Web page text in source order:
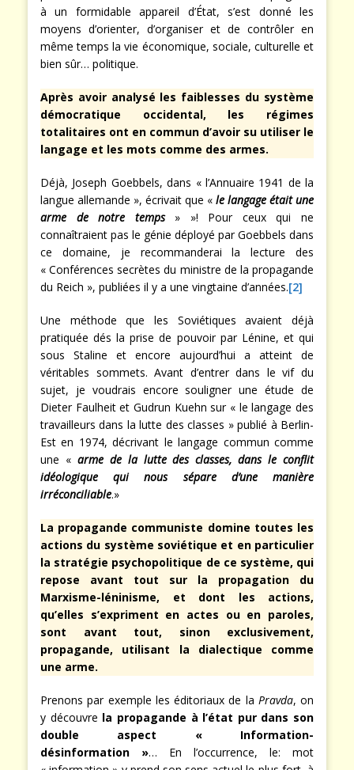
à un formidable appareil d’État, s’est donné les
moyens d’orienter, d’organiser et de contrôler en
même temps la vie économique, sociale, culturelle et
bien sûr… politique.
Après avoir analysé les faiblesses du système
démocratique occidental, les régimes
totalitaires ont en commun d’avoir su utiliser le
langage et les mots comme des armes.
Déjà, Joseph Goebbels, dans « l’Annuaire 1941 de la
langue allemande », écrivait que « le langage était une
arme de notre temps» »! Pour ceux qui ne
connaîtraient pas le génie déployé par Goebbels dans
ce domaine, je recommanderai la lecture des
« Conférences secrètes du ministre de la propagande
du Reich », publiées il y a une vingtaine d’années.[2]
Une méthode que les Soviétiques avaient déjà
pratiquée dés la prise de pouvoir par Lénine, et qui
sous Staline et encore aujourd’hui a atteint de
véritables sommets. Avant d’entrer dans le vif du
sujet, je voudrais encore souligner une étude de
Dieter Faulheit et Gudrun Kuehn sur « le langage des
travailleurs dans la lutte des classes » publié à Berlin-
Est en 1974, décrivant le langage commun comme
une « arme de la lutte des classes, dans le conflit
idéologique qui nous sépare d’une manière
irréconciliable.»
La propagande communiste domine toutes les
actions du système soviétique et en particulier
la stratégie psychopolitique de ce système, qui
repose avant tout sur la propagation du
Marxisme-léninisme, et dont les actions,
qu’elles s’expriment en actes ou en paroles,
sont avant tout, sinon exclusivement,
propagande, utilisant la dialectique comme
une arme.
Prenons par exemple les éditoriaux de la Pravda, on
y découvre la propagande à l’état pur dans son
double aspect « Information-
désinformation »… En l’occurrence, le: mot